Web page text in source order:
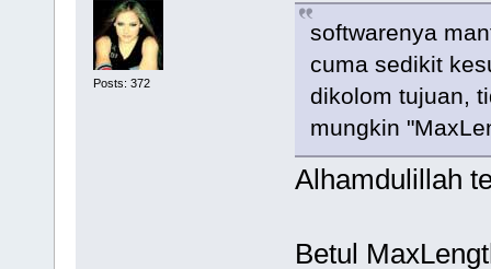
Posts: 372
softwarenya
cuma sedikit
dikolom tujuan,
mungkin
Alhamdulillah
Betul